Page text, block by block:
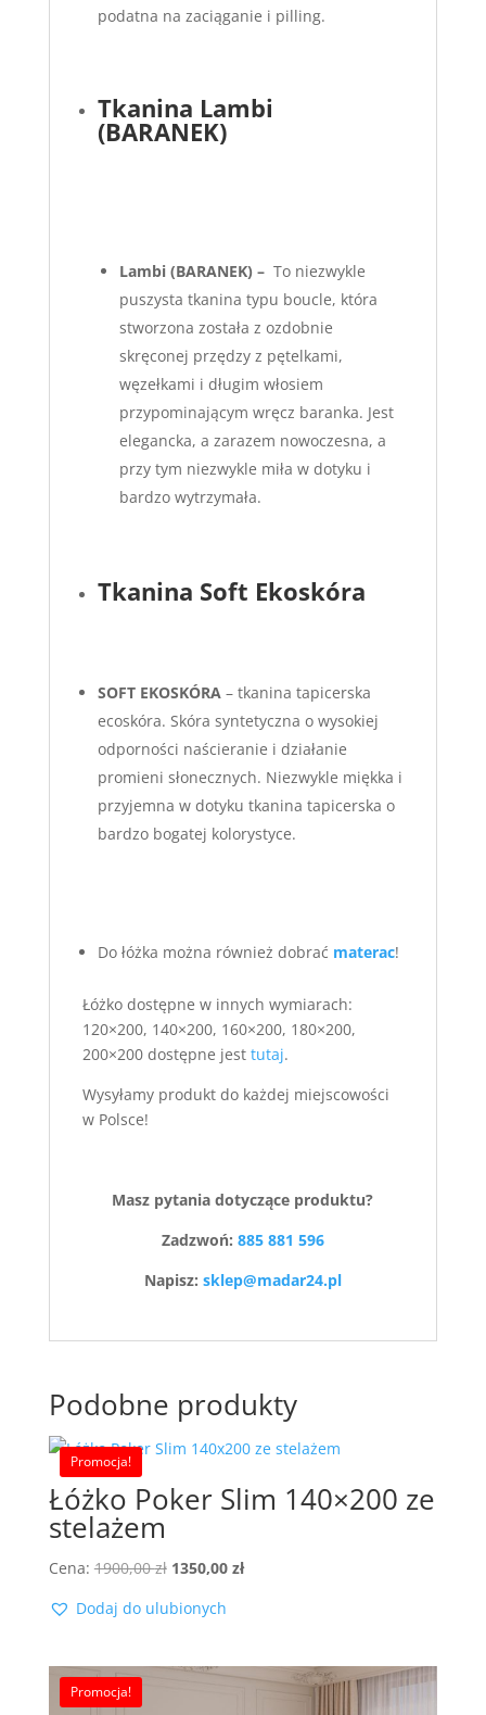
podatna na zaciąganie i pilling.
Tkanina Lambi
(BARANEK)
Lambi (BARANEK) – To niezwykle
puszysta tkanina typu boucle, która
stworzona została z ozdobnie
skręconej przędzy z pętelkami,
węzełkami i długim włosiem
przypominającym wręcz baranka. Jest
elegancka, a zarazem nowoczesna, a
przy tym niezwykle miła w dotyku i
bardzo wytrzymała.
Tkanina Soft Ekoskóra
SOFT EKOSKÓRA– tkanina tapicerska
ecoskóra. Skóra syntetyczna o wysokiej
odporności naścieranie i działanie
promieni słonecznych. Niezwykle miękka i
przyjemna w dotyku tkanina tapicerska o
bardzo bogatej kolorystyce.
Do łóżka można również dobrać materac!
Łóżko dostępne w innych wymiarach:
120×200, 140×200, 160×200, 180×200,
200×200 dostępne jest tutaj.
Wysyłamy produkt do każdej miejscowości
w Polsce!
Masz pytania dotyczące produktu?
Zadzwoń: 885 881 596
Napisz: sklep@madar24.pl
Podobne produkty
Promocja!
Łóżko Poker Slim 140×200 ze
stelażem
Cena: 1900,00zł Pierwotna
wynosiła:
1350,00 złAktualna
Dodaj do ulubionych
Promocja!